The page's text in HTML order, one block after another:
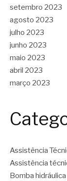
setembro 2023
agosto 2023
julho 2023
junho 2023
maio 2023
abril 2023
março 2023
Assistência
Assistência
Bomba hidráulica